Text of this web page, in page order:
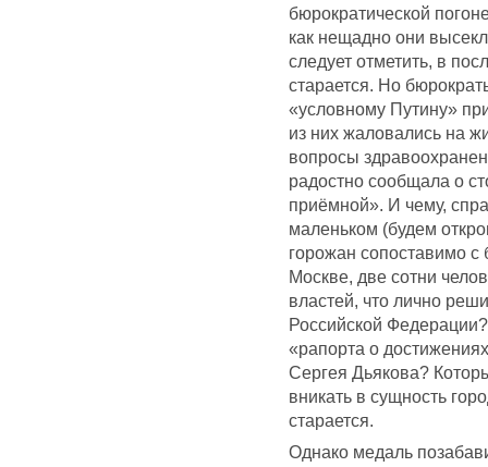
бюрократической
как нещадно они
следует отметить, в
старается. Но
«условному Путину»
из них жаловались на
вопросы
радостно сообщала о
приёмной». И чему,
маленьком (будем
горожан сопоставимо
Москве, две сотни
властей, что лично
Российской
«рапорта о
Сергея Дьякова?
вникать в сущность
старается.
Однако медаль